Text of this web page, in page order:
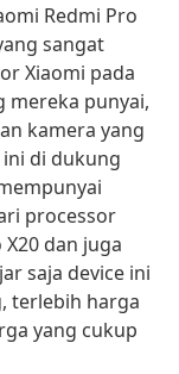
Redmi Pro
sangat
Xiaomi pada
mereka punyai,
kamera yang
di dukung
processor
dan juga
saja device ini
terlebih harga
yang cukup